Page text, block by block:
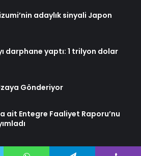
adaylık sinyali Japon
darphane yaptı: 1 trilyon dolar
Gönderiyor
ait Entegre Faaliyet Raporu’nu